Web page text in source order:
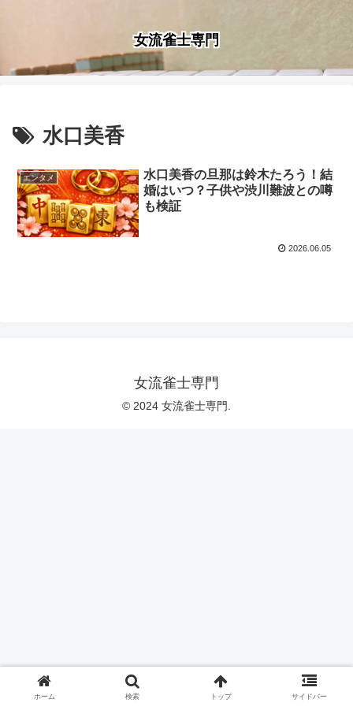
女流雀士専門
水口美香
エンタメ
水口美香の旦那は鈴木たろう！結
婚はいつ？子供や渋川難波との噂
も検証
2026.06.05
女流雀士専門
© 2024 女流雀士専門.
ホーム 検索 トップ サイドバー